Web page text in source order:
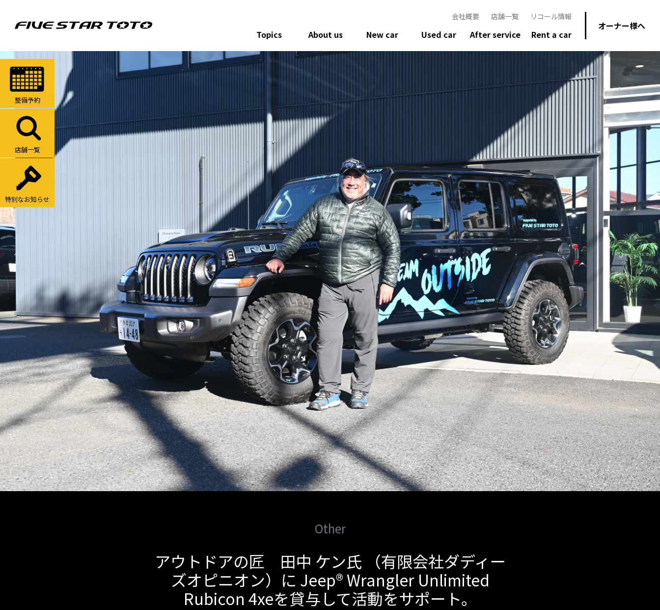
Topics About us New car Used car After service Rent a car
オーナー様へ
会社概要 店舗一覧 リコール情報
整備予約
店舗一覧
特別なお知らせ
Other
アウトドアの匠 田中 ケン氏 （有限会社ダディー
ズオピニオン）に Jeep® Wrangler Unlimited
Rubicon 4xeを貸与して活動をサポート。